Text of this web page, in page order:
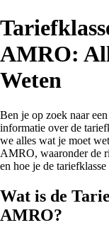
AMRO:
Weten
Ben je op zoek naar
informatie over de
we alles wat je moet
AMRO, waaronder de
en hoe je de
Wat is de
AMRO?